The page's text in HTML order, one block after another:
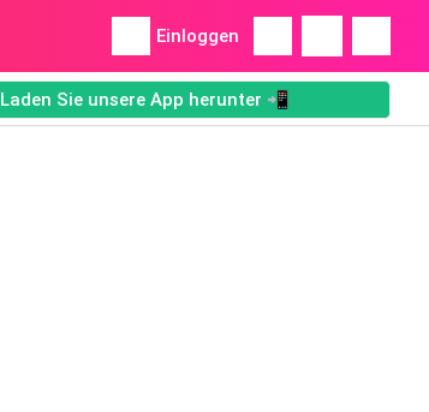
Einloggen
Laden Sie unsere App herunter 📲